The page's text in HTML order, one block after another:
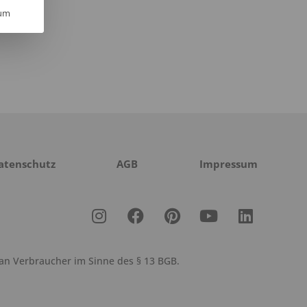
AGB Impressum
Verbraucher im Sinne des § 13 BGB.